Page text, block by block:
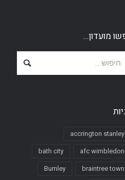
מועדון…
accrington stanley
afc wimbledon
bath city
braintree town
Burnley